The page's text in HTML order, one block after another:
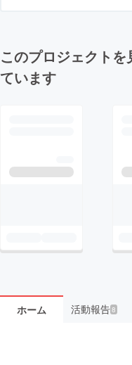
このプロジェクト
ています
ホーム 活動報告8